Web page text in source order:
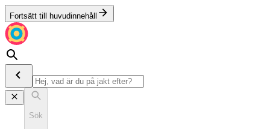
Fortsätt till huvudinnehåll
Sök